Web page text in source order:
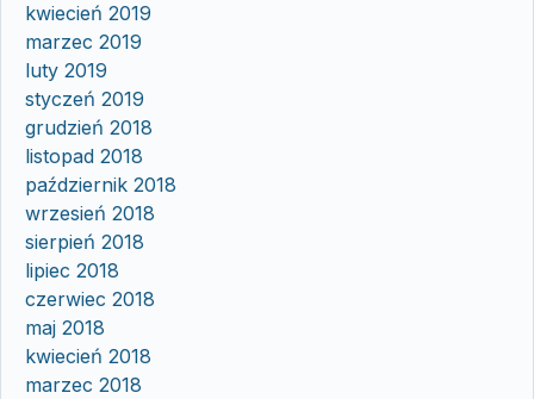
kwiecień 2019
marzec 2019
luty 2019
styczeń 2019
grudzień 2018
listopad 2018
październik 2018
wrzesień 2018
sierpień 2018
lipiec 2018
czerwiec 2018
maj 2018
kwiecień 2018
marzec 2018